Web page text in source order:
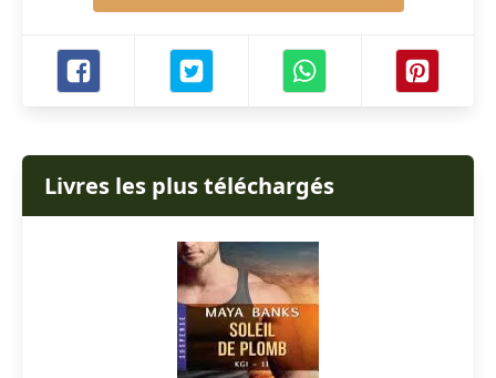
Livres les plus téléchargés